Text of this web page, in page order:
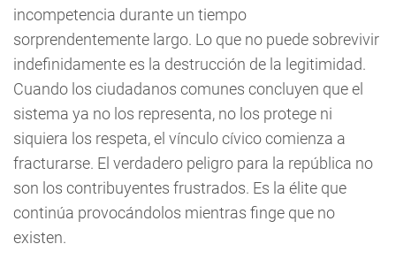
incompetencia durante un tiempo
sorprendentemente largo. Lo que no puede sobrevivir
indefinidamente es la destrucción de la legitimidad.
Cuando los ciudadanos comunes concluyen que el
sistema ya no los representa, no los protege ni
siquiera los respeta, el vínculo cívico comienza a
fracturarse. El verdadero peligro para la república no
son los contribuyentes frustrados. Es la élite que
continúa provocándolos mientras finge que no
existen.